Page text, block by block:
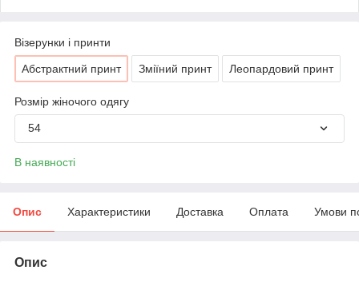
Візерунки і принти
Абстрактний принт Зміїний принт Леопардовий принт
Розмір жіночого одягу
54
В наявності
Опис Характеристики Доставка Оплата Умови
Опис